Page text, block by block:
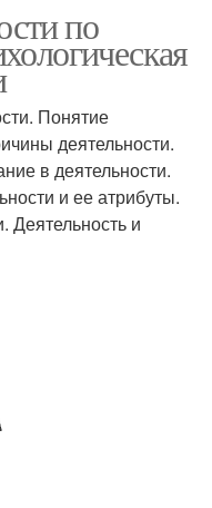
по
Понятие
деятельности.
в деятельности.
и ее атрибуты.
Деятельность и